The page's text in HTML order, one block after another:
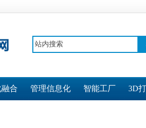
合 管理信息化 智能工厂 3D